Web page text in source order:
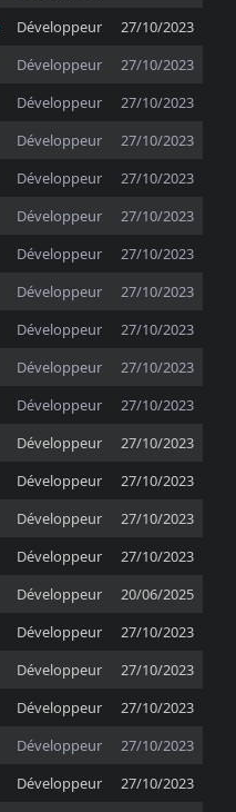
Développeur
27/10/2023
Développeur
27/10/2023
Développeur
27/10/2023
Développeur
27/10/2023
Développeur
27/10/2023
Développeur
27/10/2023
Développeur
27/10/2023
Développeur
27/10/2023
Développeur
27/10/2023
Développeur
27/10/2023
Développeur
27/10/2023
Développeur
27/10/2023
Développeur
27/10/2023
Développeur
27/10/2023
Développeur
27/10/2023
Développeur
20/06/2025
Développeur
27/10/2023
Développeur
27/10/2023
Développeur
27/10/2023
Développeur
27/10/2023
Développeur
27/10/2023